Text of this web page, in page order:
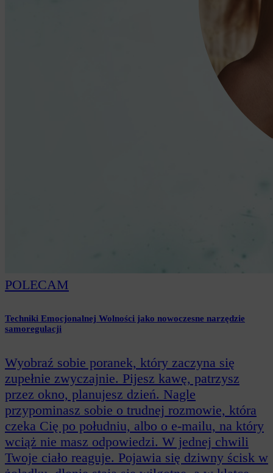
POLECAM
Techniki Emocjonalnej Wolności jako nowoczesne narzędzie
samoregulacji
Wyobraź sobie poranek, który zaczyna się
zupełnie zwyczajnie. Pijesz kawę, patrzysz
przez okno, planujesz dzień. Nagle
przypominasz sobie o trudnej rozmowie, która
czeka Cię po południu, albo o e-mailu, na który
wciąż nie masz odpowiedzi. W jednej chwili
Twoje ciało reaguje. Pojawia się dziwny ścisk w